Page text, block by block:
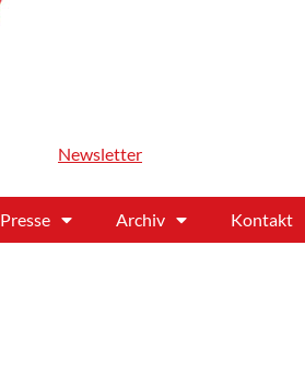
Newsletter
Presse Archiv Kontakt